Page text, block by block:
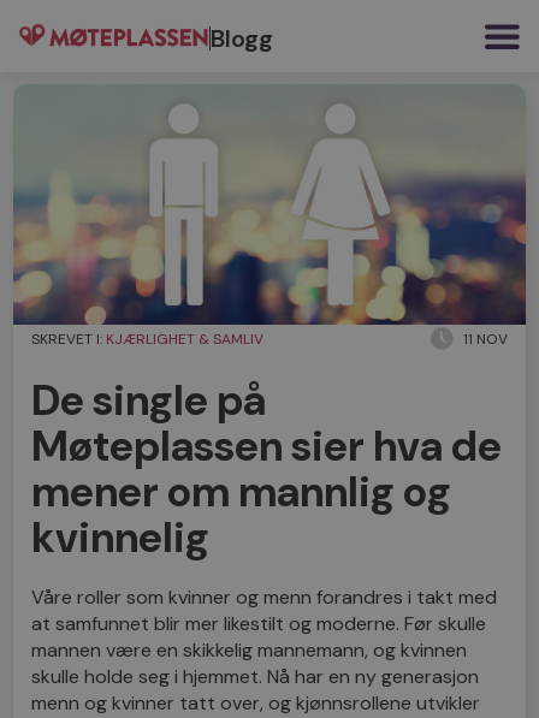
Blogg
SKREVET I: KJÆRLIGHET & SAMLIV 11 NOV
De single på
Møteplassen sier hva de
mener om mannlig og
kvinnelig
Våre roller som kvinner og menn forandres i takt med
at samfunnet blir mer likestilt og moderne. Før skulle
mannen være en skikkelig mannemann, og kvinnen
skulle holde seg i hjemmet. Nå har en ny generasjon
menn og kvinner tatt over, og kjønnsrollene utvikler